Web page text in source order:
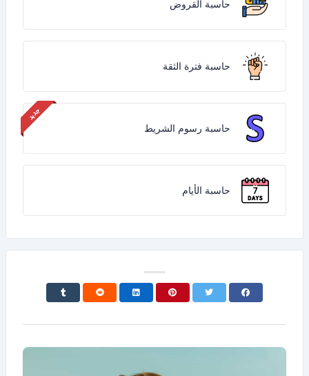
حاسبة القروض
حاسبة فترة الثقة
حاسبة رسوم الشريط
حاسبة الأيام